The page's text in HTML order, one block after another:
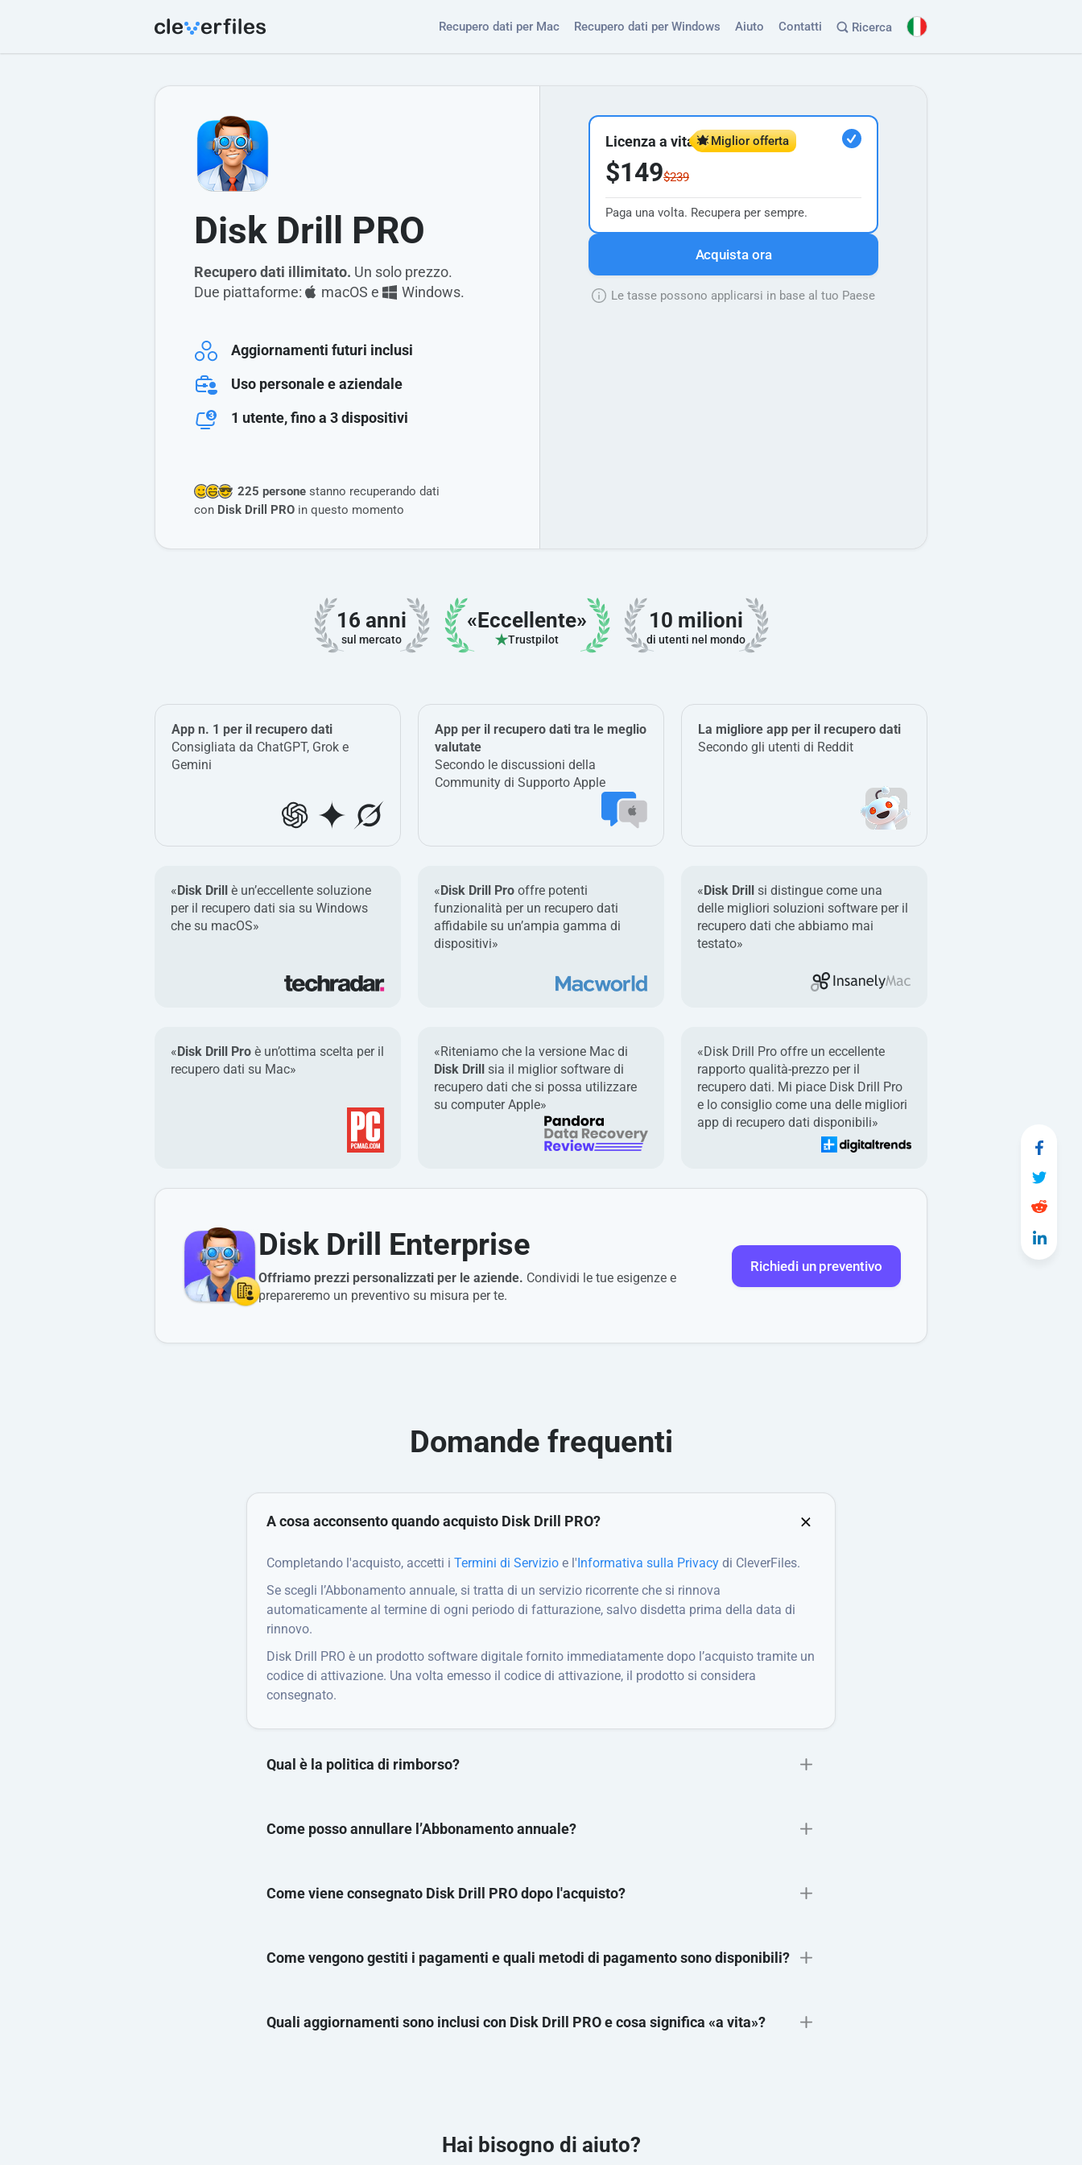
Recupero dati per Mac Recupero dati per Windows Aiuto Contatti Ricerca
Disk Drill PRO
Recupero dati illimitato. Un solo prezzo.
Due piattaforme:
macOS e Windows.
Aggiornamenti futuri inclusi
Uso personale e aziendale
1 utente, fino a 3 dispositivi
225 persone stanno recuperando dati
con Disk Drill PRO in questo momento
Licenza a vita Miglior offerta
$149$239
Paga una volta. Recupera per sempre.
Acquista ora
Le tasse possono applicarsi in base al tuo Paese
16 anni
sul mercato
«Eccellente»
Trustpilot
10 milioni
di utenti nel mondo
App n. 1 per il recupero dati
Consigliata da ChatGPT, Grok e
Gemini
App per il recupero dati tra le meglio
valutate
Secondo le discussioni della
Community di Supporto Apple
La migliore app per il recupero dati
Secondo gli utenti di Reddit
«Disk Drill è un’eccellente soluzione
per il recupero dati sia su Windows
che su macOS»
«Disk Drill Pro offre potenti
funzionalità per un recupero dati
affidabile su un’ampia gamma di
dispositivi»
«Disk Drill si distingue come una
delle migliori soluzioni software per il
recupero dati che abbiamo mai
testato»
«Disk Drill Pro è un’ottima scelta per il
recupero dati su Mac»
«Riteniamo che la versione Mac di
Disk Drill sia il miglior software di
recupero dati che si possa utilizzare
su computer Apple»
«Disk Drill Pro offre un eccellente
rapporto qualità-prezzo per il
recupero dati. Mi piace Disk Drill Pro
e lo consiglio come una delle migliori
app di recupero dati disponibili»
Disk Drill Enterprise
Offriamo prezzi personalizzati per le aziende. Condividi le tue esigenze e
prepareremo un preventivo su misura per te.
Richiedi un preventivo
Domande frequenti
A cosa acconsento quando acquisto Disk Drill PRO?
Completando l'acquisto, accetti i Termini di Servizio e l'Informativa sulla Privacy di CleverFiles.
Se scegli l’Abbonamento annuale, si tratta di un servizio ricorrente che si rinnova
automaticamente al termine di ogni periodo di fatturazione, salvo disdetta prima della data di
rinnovo.
Disk Drill PRO è un prodotto software digitale fornito immediatamente dopo l’acquisto tramite un
codice di attivazione. Una volta emesso il codice di attivazione, il prodotto si considera
consegnato.
Qual è la politica di rimborso?
Come posso annullare l’Abbonamento annuale?
Come viene consegnato Disk Drill PRO dopo l'acquisto?
Come vengono gestiti i pagamenti e quali metodi di pagamento sono disponibili?
Quali aggiornamenti sono inclusi con Disk Drill PRO e cosa significa «a vita»?
Hai bisogno di aiuto?